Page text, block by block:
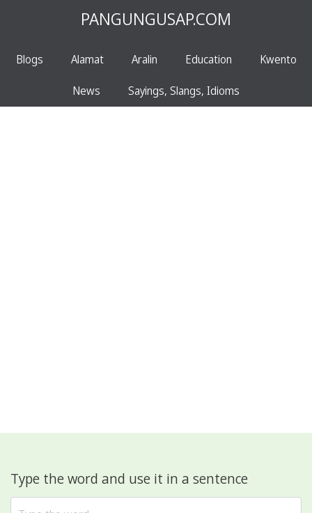
PANGUNGUSAP.COM
Blogs Alamat Aralin Education Kwento
News Sayings, Slangs, Idioms
Type the word and use it in a sentence